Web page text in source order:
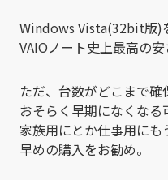
Windows Vista(32bit版)
VAIOノート史上最高の安
ただ、台数がどこまで
おそらく早期になくなる
家族用にとか仕事用にも
早めの購入をお勧め。